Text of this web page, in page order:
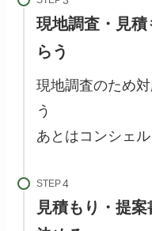
現地調査・見
らう
現地調査のため
う
あとはコンシェ
STEP
見積もり・提